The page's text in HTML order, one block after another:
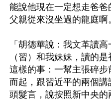
能說他現在一定想走爸
父親從來沒坐過的龍庭啊
「胡德華說：我文革讀
（習）和我妹妹，讀的
這樣的事：一幫主張碎
而起，跟習近平的兩個
頭髮言，說按照新中央